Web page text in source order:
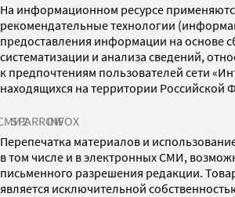
На информационном ресурсе
рекомендательные технологии
предоставления информации на основе
систематизации и анализа сведений,
к предпочтениям пользователей сети
находящихся на территории Российской
SPARROWINFOX
Перепечатка материалов и
в том числе и в электронных СМИ,
письменного разрешения редакции.
является исключительной